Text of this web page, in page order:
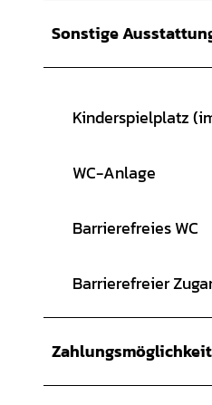
Sonstige
Kinderspielplatz
WC-Anlage
Barrierefreies WC
Barrierefreier